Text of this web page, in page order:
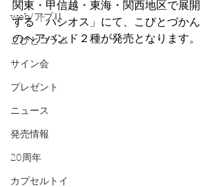
web/アプリ
こびとコラム
サイン会
プレゼント
ニュース
発売情報
20周年
カプセルトイ
関東・甲信越・東海・関西地区で展開
する「パシオス」にて、こびとづかん
のヘアバンド２種が発売となります。